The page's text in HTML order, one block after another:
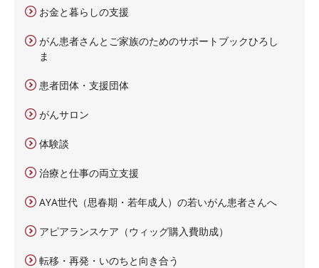
お金と暮らしの支援
がん患者さんとご家族のためのサポートブックひろし
ま
患者団体・支援団体
がんサロン
体験談
治療と仕事の両立支援
AYA世代（思春期・若年成人）の若いがん患者さんへ
アピアランスケア（ウィッグ購入費助成）
転移・再発・いのちと向き合う